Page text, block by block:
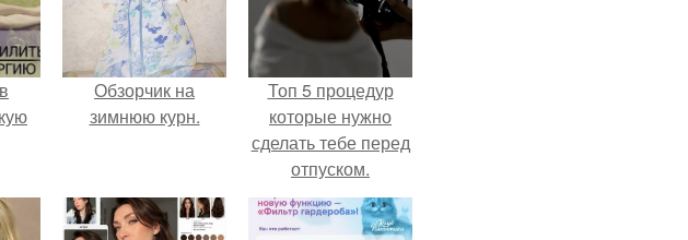
Обзорчик на
зимнюю курн.
Топ 5 процедур
которые нужно
сделать тебе перед
отпуском.